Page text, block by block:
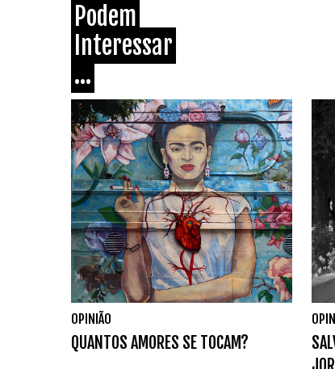
Podem
Interessar
...
OPINIÃO
QUANTOS AMORES SE TOCAM?